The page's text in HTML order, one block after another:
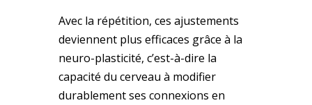
Avec la répétition, ces ajustements
deviennent plus efficaces grâce à la
neuro-plasticité, c’est-à-dire la
capacité du cerveau à modifier
durablement ses connexions en